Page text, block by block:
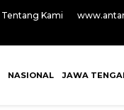
Tentang Kami
NASIONAL JAWA